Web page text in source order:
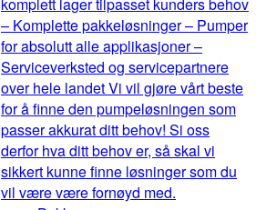
– Komplette pakkeløsninger – Pumper
for absolutt alle applikasjoner –
Serviceverksted og servicepartnere
over hele landet Vi vil gjøre vårt beste
for å finne den pumpeløsningen som
passer akkurat ditt behov! Si oss
derfor hva ditt behov er, så skal vi
sikkert kunne finne løsninger som du
vil være være fornøyd med.